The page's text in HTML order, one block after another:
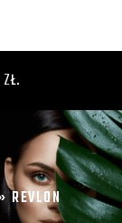
REVLON